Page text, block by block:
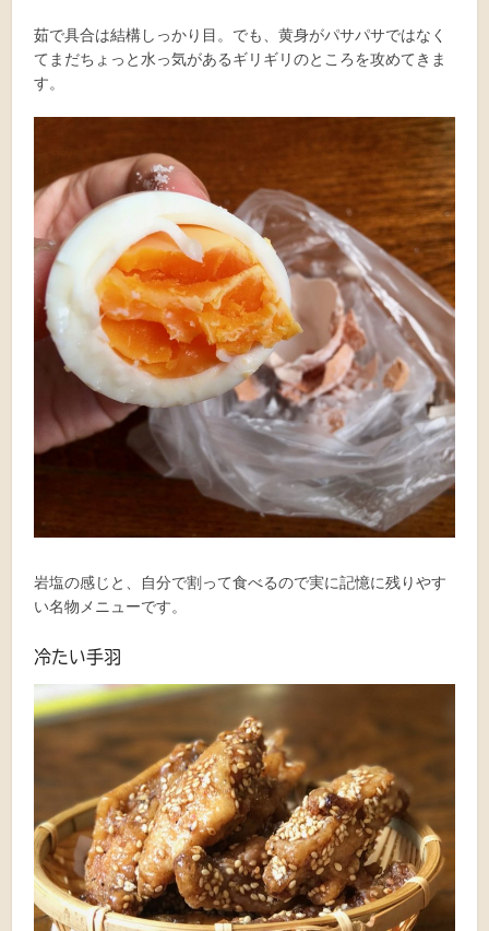
茹で具合は結構しっかり目。でも、黄身がパサパサではなく
てまだちょっと水っ気があるギリギリのところを攻めてきま
す。
岩塩の感じと、自分で割って食べるので実に記憶に残りやす
い名物メニューです。
冷たい手羽